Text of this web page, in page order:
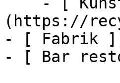
(https://
- [ Fabrik
- [ Bar